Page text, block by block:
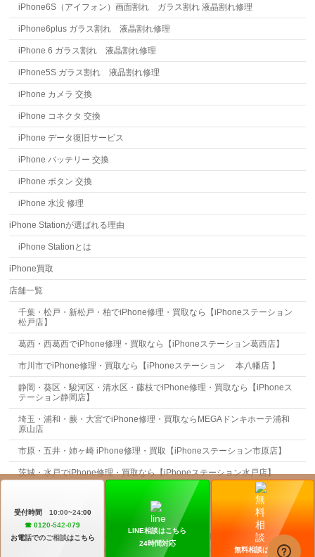
受付時間 10:00~24:00
☎︎ 0120-542-079
お電話でのご相談はこちら
LINE相談はこちら
24時間対応
無料相談はこちら
iPhone6S（アイフォン）画面割れ ガラス割れ 液晶割れ修理
iPhone6plus ガラス割れ 液晶割れ修理
iPhone 6 ガラス割れ 液晶割れ修理
iPhone5S ガラス割れ 液晶割れ修理
iPhone カメラ 交換
iPhone コネクタ 交換
iPhone データ復旧サービス
iPhone バッテリー 交換
iPhone ボタン 交換
iPhone 水没 修理
iPhone Stationが選ばれる理由
iPhone Stationとは
iPhone買取
店舗一覧
千葉・松戸・新松戸・柏でiPhone修理・買取なら【iPhoneステーション
松戸店】
葛西・西葛西でiPhone修理・買取なら【iPhoneステーション葛西店】
市川市でiPhone修理・買取なら【iPhoneステーション 本八幡店 】
静岡・葵区・駿河区・清水区・藤枝でiPhone修理・買取なら【iPhoneス
テーション静岡店】
埼玉・浦和・蕨・大宮でiPhone修理・買取ならMEGAドンキホーテ浦和
原山店
市原・五井・姉ヶ崎 iPhone修理・買取【iPhoneステーション市原店】
茨城・水戸でiPhone修理・買取なら【iPhoneステーション水戸店】
Copyright © iPhone StationAll Rights Reserved.
BizVektor Theme Vektor,Inc.technology.